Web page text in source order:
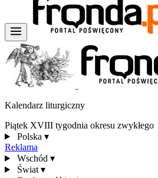
Kalendarz liturgiczny
Piątek XVIII tygodnia okresu zwykłego
Polska ▾
Reklama
Wschód ▾
Świat ▾